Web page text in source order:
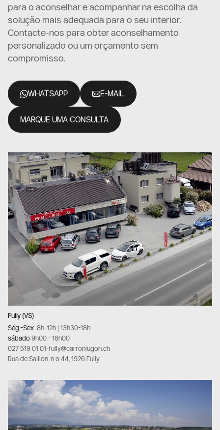
para o aconselhar e acompanhar na escolha da
solução mais adequada para o seu interior.
Contacte-nos para obter aconselhamento
personalizado ou um orçamento sem
compromisso.
WHATSAPP E-MAIL
MARQUE UMA CONSULTA
Fully (VS)
Seg.-Sex.:8h-12h | 13h30-18h
sábado:9h00 - 16h00
027 519 01 01-fully@carronlugon.ch
Rua de Saillon, n.º 44, 1926 Fully